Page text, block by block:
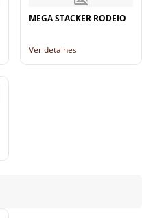
MEGA STACKER RODEIO
Ver detalhes